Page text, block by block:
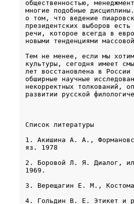
общественностью,
многие подобные
о том, что ведение
президентских выборов
речи, которое всегда в
новыми тенденциями
Тем не менее, если мы
культуры, сегодня имеет
лет восстановлена в
обширные научные
некорректных толкований,
1. Акишина А. А.,
яз. 1978
2. Боровой Л. Я. Диалог,
1969.
3. Верещагин Е. М.,
4. Гольдин В. Е. Этикет и